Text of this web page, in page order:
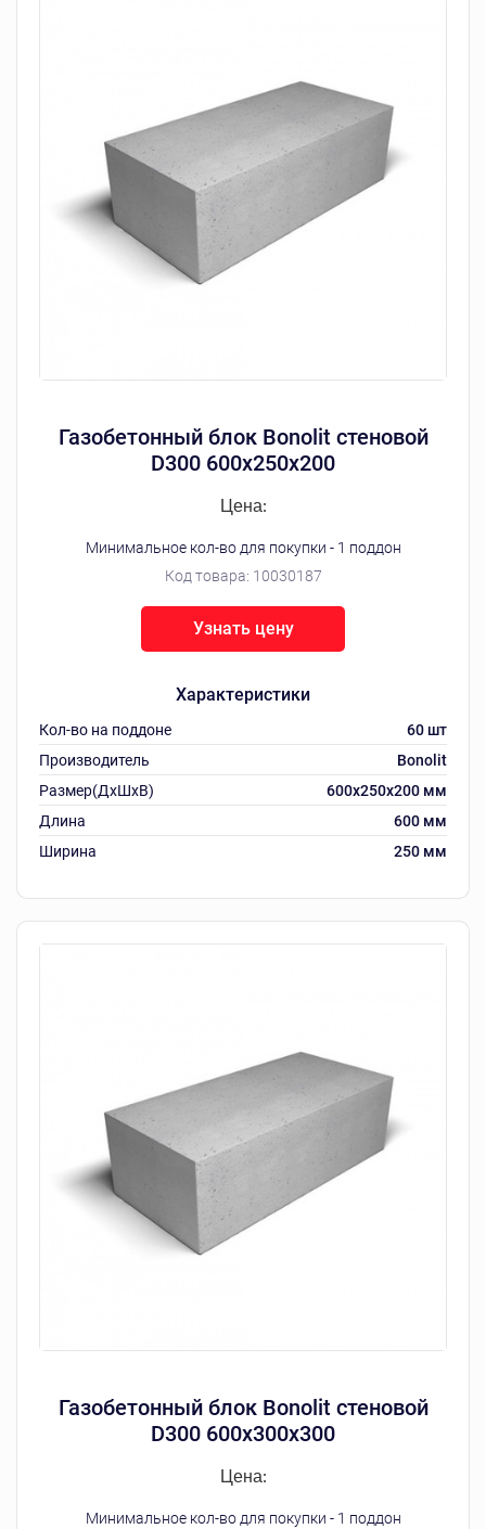
Газобетонный блок Bonolit стеновой
D300 600х250х200
Код товара: 10030187
Цена:
Минимальное кол-во для покупки - 1 поддон
Характеристики
Кол-во на поддоне
60 шт
Производитель
Bonolit
Размер(ДхШхВ)
600х250х200 мм
Длина
600 мм
Ширина
250 мм
Узнать цену
Газобетонный блок Bonolit стеновой
D300 600х300х300
Цена:
Минимальное кол-во для покупки - 1 поддон